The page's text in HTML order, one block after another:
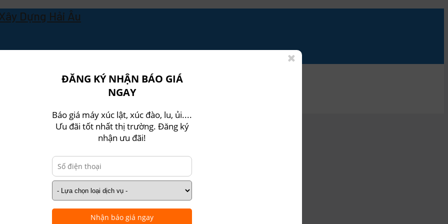
Dựng Hải Âu
Dựng Hải Âu
ĐĂNG KÝ NHẬN BÁO GIÁ
NGAY
Báo giá máy xúc lật, xúc đào, lu, ủi....
Ưu đãi tốt nhất thị trường. Đăng ký
nhận ưu đãi!
Nhận báo giá ngay